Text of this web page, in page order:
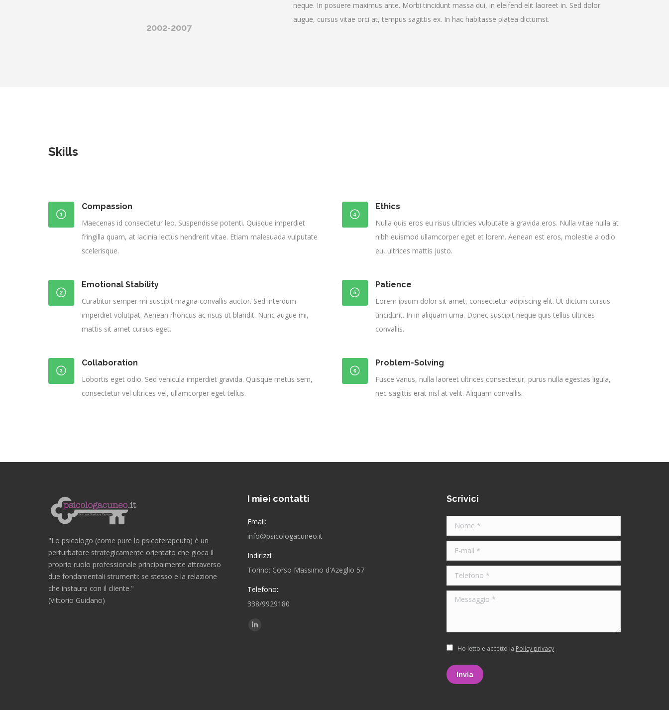
2002-2007
neque. In posuere maximus ante. Morbi tincidunt massa dui, in eleifend elit laoreet in. Sed dolor
augue, cursus vitae orci at, tempus sagittis ex. In hac habitasse platea dictumst.
Skills
Compassion
Maecenas id consectetur leo. Suspendisse potenti. Quisque imperdiet
fringilla quam, at lacinia lectus hendrerit vitae. Etiam malesuada vulputate
scelerisque.
Emotional Stability
Curabitur semper mi suscipit magna convallis auctor. Sed interdum
imperdiet volutpat. Aenean rhoncus ac risus ut blandit. Nunc augue mi,
mattis sit amet cursus eget.
Collaboration
Lobortis eget odio. Sed vehicula imperdiet gravida. Quisque metus sem,
consectetur vel ultrices vel, ullamcorper eget tellus.
Ethics
Nulla quis eros eu risus ultricies vulputate a gravida eros. Nulla vitae nulla at
nibh euismod ullamcorper eget et lorem. Aenean est eros, molestie a odio
eu, ultrices mattis justo.
Patience
Lorem ipsum dolor sit amet, consectetur adipiscing elit. Ut dictum cursus
tincidunt. In in aliquam urna. Donec suscipit neque quis tellus ultrices
convallis.
Problem-Solving
Fusce varius, nulla laoreet ultrices consectetur, purus nulla egestas ligula,
nec sagittis erat nisl at velit. Aliquam convallis.
"Lo psicologo (come pure lo psicoterapeuta) è un
perturbatore strategicamente orientato che gioca il
proprio ruolo professionale principalmente attraverso
due fondamentali strumenti: se stesso e la relazione
che instaura con il cliente."
(Vittorio Guidano)
I miei contatti
Email:
info@psicologacuneo.it
Indirizzi:
Torino: Corso Massimo d'Azeglio 57
Telefono:
338/9929180
Ci puoi trovare su:
Linkedin
Scrivici
Nome *
E-mail *
Telefono *
Messaggio *
Ho letto e accetto la Policy privacy
Invia